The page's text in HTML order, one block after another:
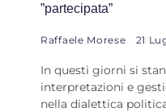
”partecipata”
Raffaele Morese 21
In questi giorni si
interpretazioni e
nella dialettica